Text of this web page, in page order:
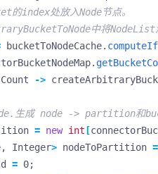
的index处放入Node节点。
中将NodeList
bucketToNodeCache.
.
->
生成 node -> partition和
= new int [
, Integer> nodeToPartition =
= 0;